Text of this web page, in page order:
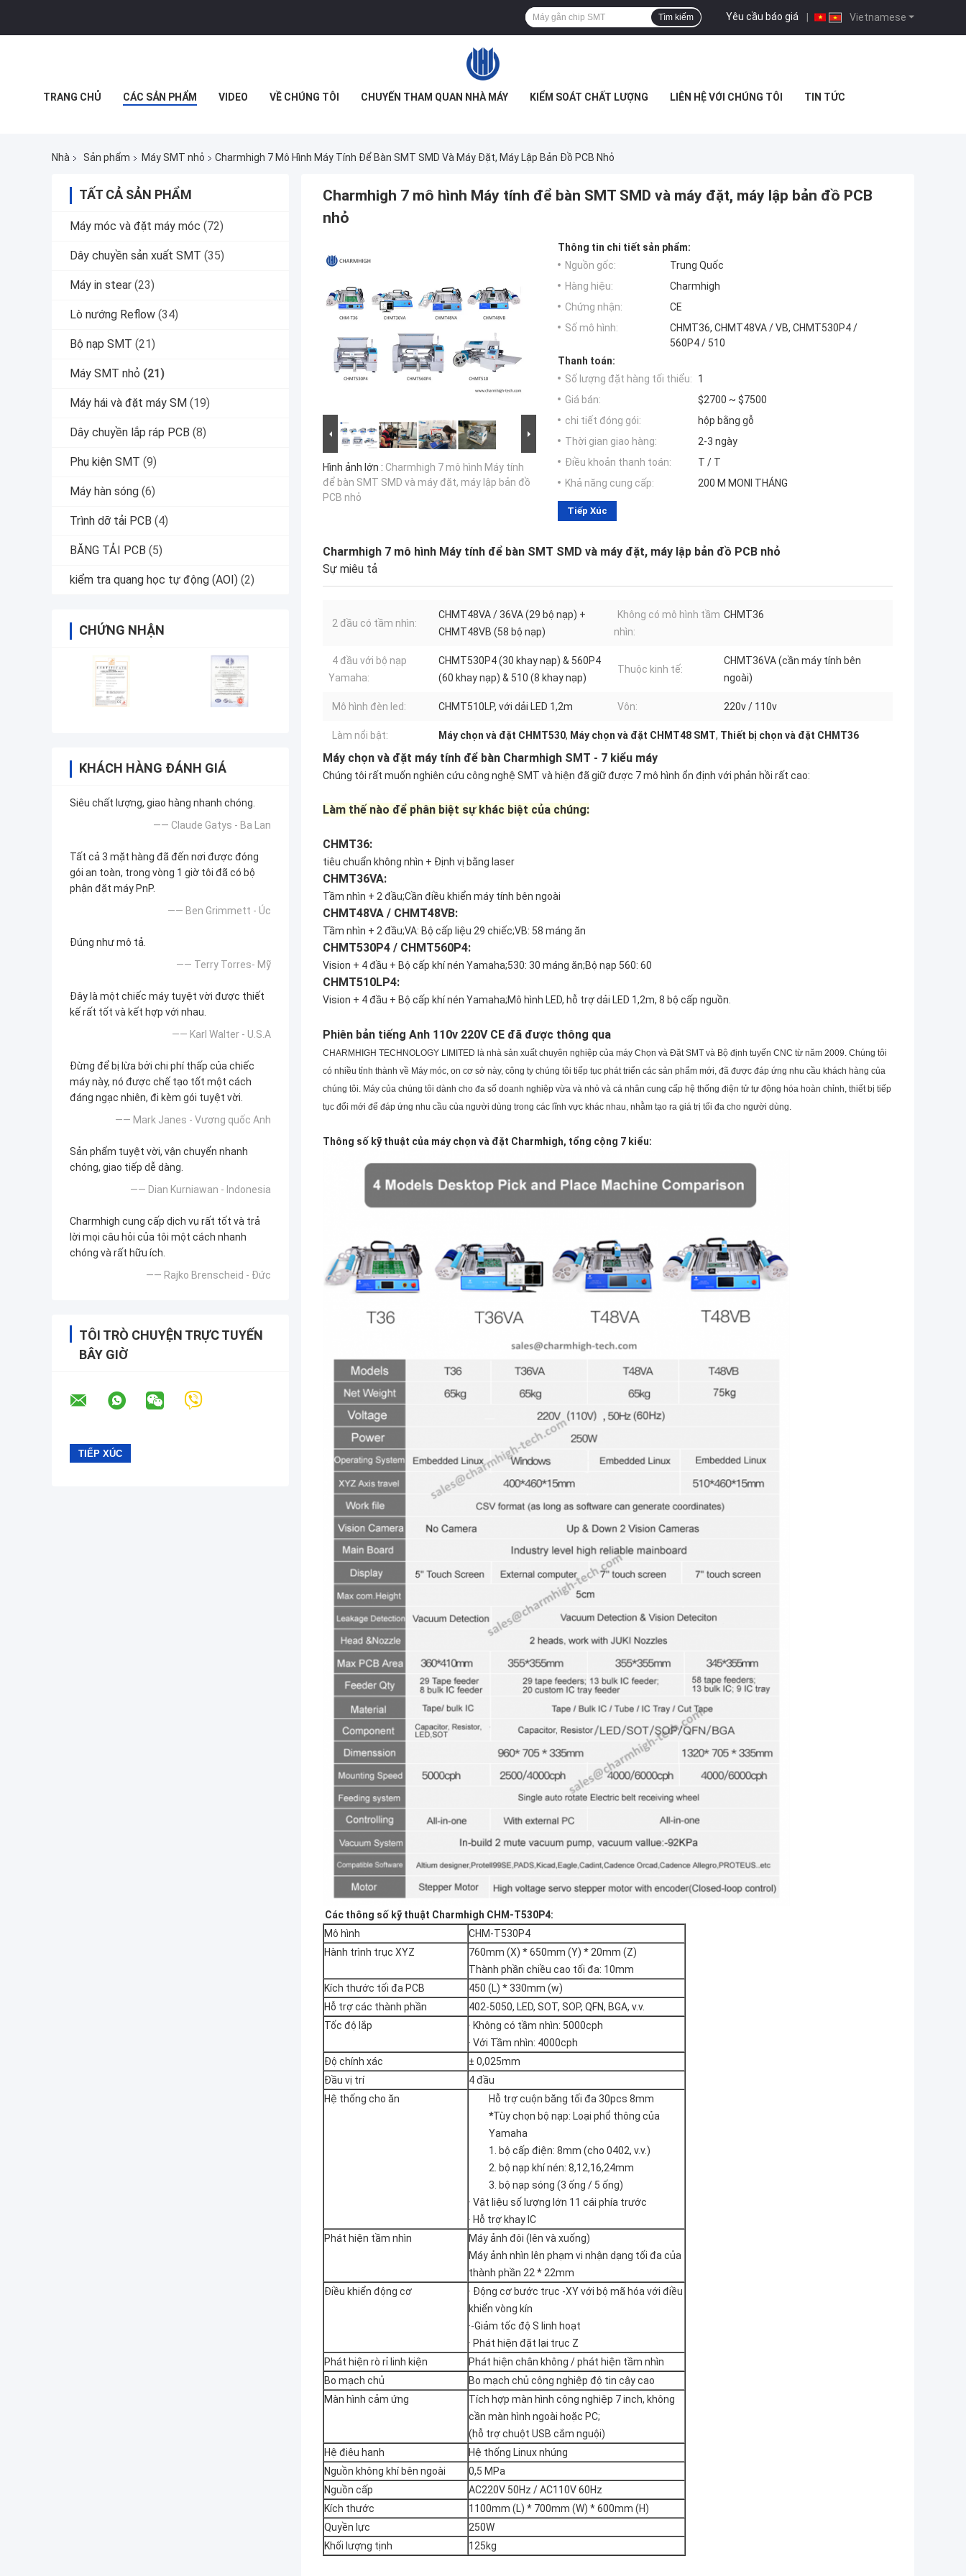
Vietnamese
Yêu cầu báo giá |
Tìm kiếm
TRANG CHỦ CÁC SẢN PHẨM VIDEO VỀ CHÚNG TÔI CHUYẾN THAM QUAN NHÀ MÁY KIỂM SOÁT CHẤT LƯỢNG LIÊN HỆ VỚI CHÚNG TÔI TIN TỨC
Nhà Sản phẩm Máy SMT nhỏ Charmhigh 7 Mô Hình Máy Tính Để Bàn SMT SMD Và Máy Đặt, Máy Lập Bản Đồ PCB Nhỏ
TẤT CẢ SẢN PHẨM
Máy móc và đặt máy móc (72)
Dây chuyền sản xuất SMT (35)
Máy in stear (23)
Lò nướng Reflow (34)
Bộ nạp SMT (21)
Máy SMT nhỏ (21)
Máy hái và đặt máy SM (19)
Dây chuyền lắp ráp PCB (8)
Phụ kiện SMT (9)
Máy hàn sóng (6)
Trình dỡ tải PCB (4)
BĂNG TẢI PCB (5)
kiểm tra quang học tự động (AOI) (2)
CHỨNG NHẬN
KHÁCH HÀNG ĐÁNH GIÁ
Siêu chất lượng, giao hàng nhanh chóng.
—— Claude Gatys - Ba Lan
Tất cả 3 mặt hàng đã đến nơi được đóng
gói an toàn, trong vòng 1 giờ tôi đã có bộ
phận đặt máy PnP.
—— Ben Grimmett - Úc
Đúng như mô tả.
—— Terry Torres- Mỹ
Đây là một chiếc máy tuyệt vời được thiết
kế rất tốt và kết hợp với nhau.
—— Karl Walter - U.S.A
Đừng để bị lừa bởi chi phí thấp của chiếc
máy này, nó được chế tạo tốt một cách
đáng ngạc nhiên, đi kèm gói tuyệt vời.
—— Mark Janes - Vương quốc Anh
Sản phẩm tuyệt vời, vận chuyển nhanh
chóng, giao tiếp dễ dàng.
—— Dian Kurniawan - Indonesia
Charmhigh cung cấp dịch vụ rất tốt và trả
lời mọi câu hỏi của tôi một cách nhanh
chóng và rất hữu ích.
—— Rajko Brenscheid - Đức
TÔI TRÒ CHUYỆN TRỰC TUYẾN
BÂY GIỜ
Charmhigh 7 mô hình Máy tính để bàn SMT SMD và máy đặt, máy lập bản đồ PCB
nhỏ
Hình ảnh lớn : Charmhigh 7 mô hình Máy tính
để bàn SMT SMD và máy đặt, máy lập bản đồ
PCB nhỏ
Thông tin chi tiết sản phẩm:
Nguồn gốc:
Trung Quốc
Hàng hiệu:
Charmhigh
Chứng nhận:
CE
Số mô hình:
CHMT36, CHMT48VA / VB, CHMT530P4 /
560P4 / 510
Thanh toán:
Số lượng đặt hàng tối thiểu:
1
Giá bán:
$2700 ~ $7500
chi tiết đóng gói:
hộp bằng gỗ
Thời gian giao hàng:
2-3 ngày
Điều khoản thanh toán:
T / T
Khả năng cung cấp:
200 M MONI THÁNG
Tiếp Xúc
Charmhigh 7 mô hình Máy tính để bàn SMT SMD và máy đặt, máy lập bản đồ PCB nhỏ
Sự miêu tả
2 đầu có tầm nhìn:
CHMT48VA / 36VA (29 bộ nạp) +
CHMT48VB (58 bộ nạp)
Không có mô hình tầm
nhìn:
CHMT36
4 đầu với bộ nạp
Yamaha:
CHMT530P4 (30 khay nạp) & 560P4
(60 khay nạp) & 510 (8 khay nạp)
Thuộc kinh tế:
CHMT36VA (cần máy tính bên
ngoài)
Mô hình đèn led: CHMT510LP, với dải LED 1,2m Vôn: 220v / 110v
Làm nổi bật: Máy chọn và đặt CHMT530, Máy chọn và đặt CHMT48 SMT, Thiết bị chọn và đặt CHMT36
Máy chọn và đặt máy tính để bàn Charmhigh SMT - 7 kiểu máy
Chúng tôi rất muốn nghiên cứu công nghệ SMT và hiện đã giữ được 7 mô hình ổn định với phản hồi rất cao:
Làm thế nào để phân biệt sự khác biệt của chúng:
CHMT36:
tiêu chuẩn không nhìn + Định vị bằng laser
CHMT36VA:
Tầm nhìn + 2 đầu;Cần điều khiển máy tính bên ngoài
CHMT48VA / CHMT48VB:
Tầm nhìn + 2 đầu;VA: Bộ cấp liệu 29 chiếc;VB: 58 máng ăn
CHMT530P4 / CHMT560P4:
Vision + 4 đầu + Bộ cấp khí nén Yamaha;530: 30 máng ăn;Bộ nạp 560: 60
CHMT510LP4:
Vision + 4 đầu + Bộ cấp khí nén Yamaha;Mô hình LED, hỗ trợ dải LED 1,2m, 8 bộ cấp nguồn.
Phiên bản tiếng Anh 110v 220V CE đã được thông qua
CHARMHIGH TECHNOLOGY LIMITED là nhà sản xuất chuyên nghiệp của máy Chọn và Đặt SMT và Bộ định tuyến CNC từ năm 2009. Chúng tôi
có nhiều tỉnh thành về Máy móc, on cơ sở này, công ty chúng tôi tiếp tục phát triển các sản phẩm mới, đã được đáp ứng nhu cầu khách hàng của
chúng tôi. Máy của chúng tôi dành cho đa số doanh nghiệp vừa và nhỏ và cá nhân cung cấp hệ thống điện tử tự động hóa hoàn chỉnh, thiết bị tiếp
tục đổi mới để đáp ứng nhu cầu của người dùng trong các lĩnh vực khác nhau, nhằm tạo ra giá trị tối đa cho người dùng.
Thông số kỹ thuật của máy chọn và đặt Charmhigh, tổng cộng 7 kiểu:
Các thông số kỹ thuật Charmhigh CHM-T530P4:
Mô hình
CHM-T530P4
Hành trình trục XYZ
760mm (X) * 650mm (Y) * 20mm (Z)
Thành phần chiều cao tối đa: 10mm
Kích thước tối đa PCB
450 (L) * 330mm (w)
Hỗ trợ các thành phần
402-5050, LED, SOT, SOP, QFN, BGA, v.v.
Tốc độ lắp
· Không có tầm nhìn: 5000cph
· Với Tầm nhìn: 4000cph
Độ chính xác
± 0,025mm
Đầu vị trí
4 đầu
Hệ thống cho ăn
Hỗ trợ cuộn băng tối đa 30pcs 8mm
*Tùy chọn bộ nạp: Loại phổ thông của
Yamaha
1. bộ cấp điện: 8mm (cho 0402, v.v.)
2. bộ nạp khí nén: 8,12,16,24mm
3. bộ nạp sóng (3 ống / 5 ống)
· Vật liệu số lượng lớn 11 cái phía trước
· Hỗ trợ khay IC
Phát hiện tầm nhìn
Máy ảnh đôi (lên và xuống)
Máy ảnh nhìn lên phạm vi nhận dạng tối đa của
thành phần 22 * ​​22mm
Điều khiển động cơ
· Động cơ bước trục -XY với bộ mã hóa với điều
khiển vòng kín
·-Giảm tốc độ S linh hoạt
· Phát hiện đặt lại trục Z
Phát hiện rò rỉ linh kiện
Phát hiện chân không / phát hiện tầm nhìn
Bo mạch chủ
Bo mạch chủ công nghiệp độ tin cậy cao
Màn hình cảm ứng
Tích hợp màn hình công nghiệp 7 inch, không
cần màn hình ngoài hoặc PC;
(hỗ trợ chuột USB cắm nguội)
Hệ điêu hanh
Hệ thống Linux nhúng
Nguồn không khí bên ngoài
0,5 MPa
Nguồn cấp
AC220V 50Hz / AC110V 60Hz
Kích thước
1100mm (L) * 700mm (W) * 600mm (H)
Quyền lực
250W
Khối lượng tịnh
125kg